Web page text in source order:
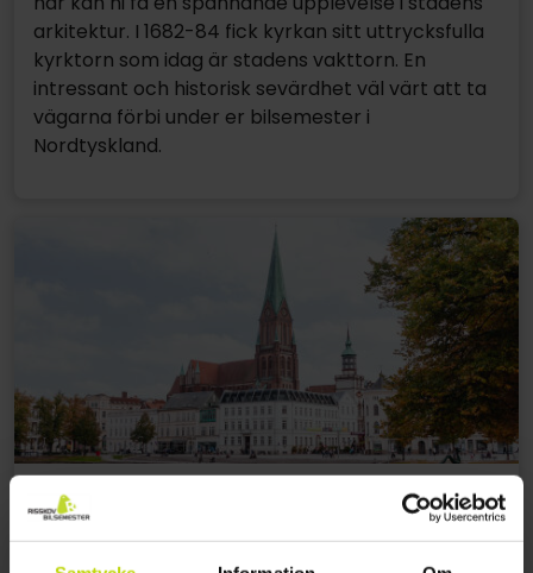
arkitektur. I 1682-84 fick kyrkan sitt uttrycksfulla
kyrktorn som idag är stadens vakttorn. En
intressant och historisk sevärdhet väl värt att ta
vägarna förbi under er bilsemester i
Nordtyskland.
Schwerin domkyrka